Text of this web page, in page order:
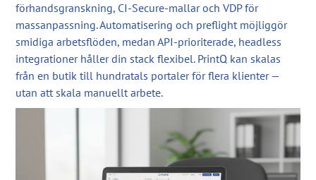
förhandsgranskning, CI-Secure-mallar och VDP för
massanpassning. Automatisering och preflight möjliggör
smidiga arbetsflöden, medan API-prioriterade, headless
integrationer håller din stack flexibel. PrintQ kan skalas
från en butik till hundratals portaler för flera klienter —
utan att skala manuellt arbete.